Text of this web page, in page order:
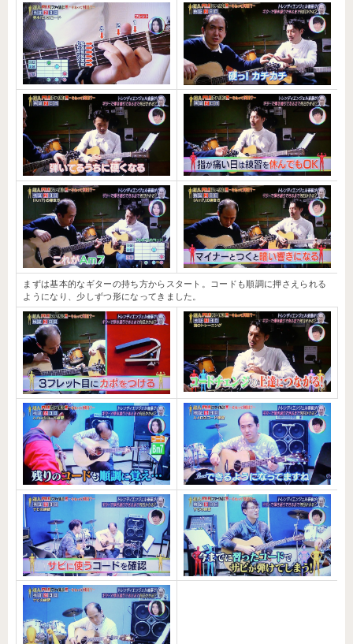
まずは基本的なギターの持ち方からスタート。コードも順調に押さえられる
ようになり、少しずつ形になってきました。